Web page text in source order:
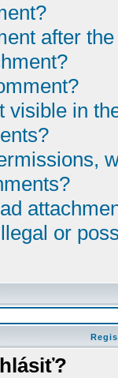
after
visible in
or